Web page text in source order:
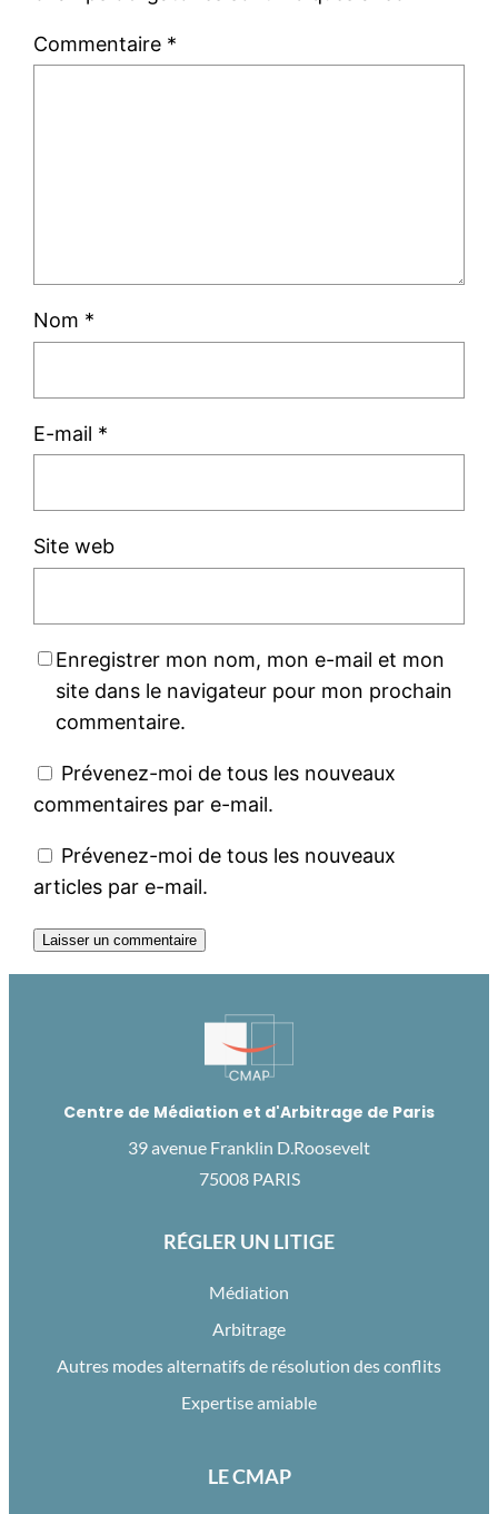
Commentaire *
Nom *
E-mail *
Site web
Enregistrer mon nom, mon e-mail et mon
site dans le navigateur pour mon prochain
commentaire.
Prévenez-moi de tous les nouveaux
commentaires par e-mail.
Prévenez-moi de tous les nouveaux
articles par e-mail.
Centre de Médiation et d'Arbitrage de Paris
39 avenue Franklin D.Roosevelt
75008 PARIS
RÉGLER UN LITIGE
Médiation
Arbitrage
Autres modes alternatifs de résolution des conflits
Expertise amiable
LE CMAP